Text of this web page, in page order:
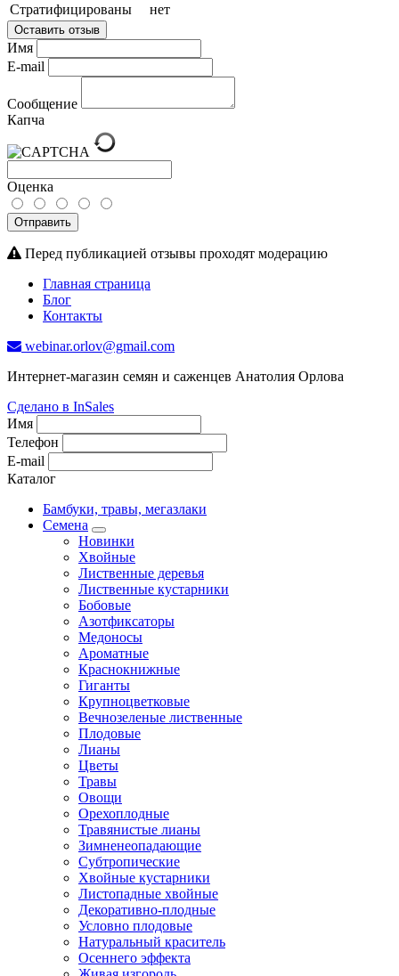
Стратифицированы
нет
Оставить отзыв
Имя
E-mail
Сообщение
Капча
Оценка
Отправить
Перед публикацией отзывы проходят модерацию
Главная страница
Блог
Контакты
webinar.orlov@gmail.com
Интернет-магазин семян и саженцев Анатолия Орлова
Сделано в InSales
Имя
Телефон
E-mail
Каталог
Бамбуки, травы, мегазлаки
Семена
Новинки
Хвойные
Лиственные деревья
Лиственные кустарники
Бобовые
Азотфиксаторы
Медоносы
Ароматные
Краснокнижные
Гиганты
Крупноцветковые
Вечнозеленые лиственные
Плодовые
Лианы
Цветы
Травы
Овощи
Орехоплодные
Травянистые лианы
Зимненеопадающие
Субтропические
Хвойные кустарники
Листопадные хвойные
Декоративно-плодные
Условно плодовые
Натуральный краситель
Осеннего эффекта